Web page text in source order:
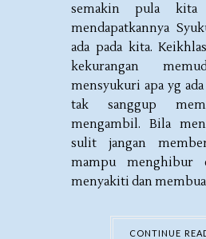
semakin pula
mendapatkannya
ada pada kita.
kekurangan
mensyukuri apa yg
tak sanggup
mengambil. Bila
sulit jangan
mampu menghibur
menyakiti dan
CONTINUE